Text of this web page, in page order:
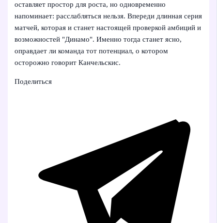
оставляет простор для роста, но одновременно
напоминает: расслабляться нельзя. Впереди длинная серия
матчей, которая и станет настоящей проверкой амбиций и
возможностей "Динамо". Именно тогда станет ясно,
оправдает ли команда тот потенциал, о котором
осторожно говорит Канчельскис.
Поделиться